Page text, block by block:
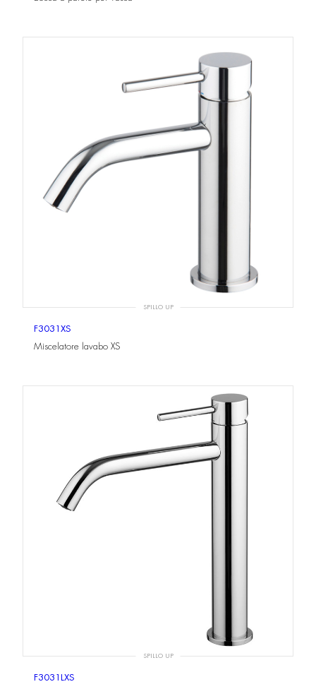
SPILLO UP
F3031XS
Miscelatore lavabo XS
SPILLO UP
F3031LXS